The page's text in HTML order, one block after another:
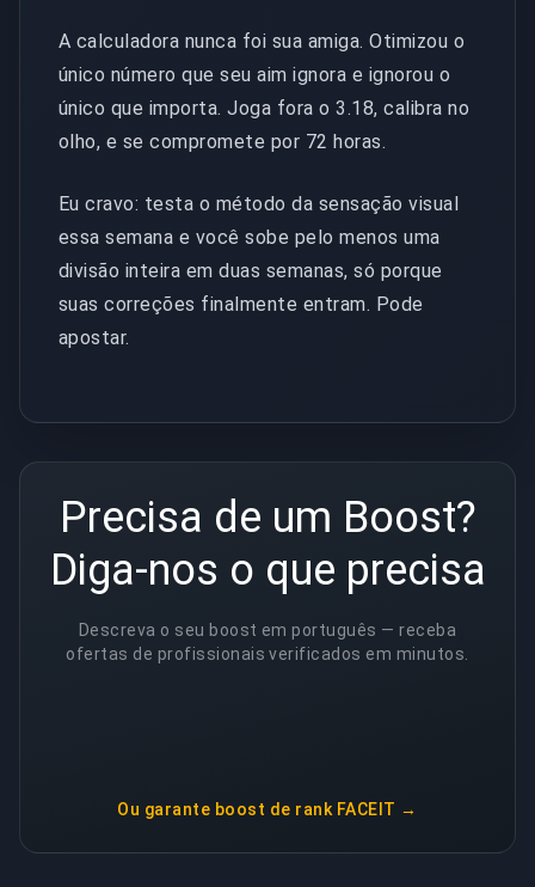
A calculadora nunca foi sua amiga. Otimizou o
único número que seu aim ignora e ignorou o
único que importa. Joga fora o 3.18, calibra no
olho, e se compromete por 72 horas.
Eu cravo: testa o método da sensação visual
essa semana e você sobe pelo menos uma
divisão inteira em duas semanas, só porque
suas correções finalmente entram. Pode
apostar.
Precisa de um Boost?
Diga-nos o que precisa
Descreva o seu boost em português — receba
ofertas de profissionais verificados em minutos.
Ou garante boost de rank FACEIT →